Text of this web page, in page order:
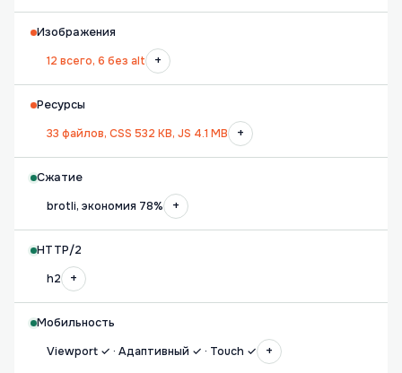
Изображения
12 всего, 6 без alt
+
Ресурсы
33 файлов, CSS 532 KB, JS 4.1 MB
+
Сжатие
brotli, экономия 78%
+
HTTP/2
h2
+
Мобильность
Viewport ✓ · Адаптивный ✓ · Touch ✓
+